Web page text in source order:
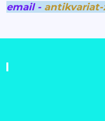
email - antikvariat-